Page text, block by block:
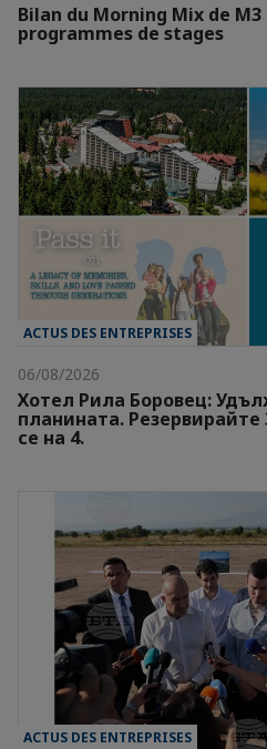
Bilan du Morning Mix de
programmes de stages
ACTUS DES ENTREPRISES
06/08/2026
Хотел Рила Боровец:
планината.
се на 4.
ACTUS DES ENTREPRISES